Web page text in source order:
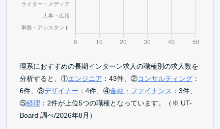
理系におすすめの長期インターン求人の職種別の求人数を
分析すると、①エンジニア ：43件、②コンサルティング：
6件、③デザイナー ：4件、④金融・ファイナンス ：3件、
⑤経理 ：2件が上位5つの職種となっています。（※ UT-
Board 調べ/2026年8月）